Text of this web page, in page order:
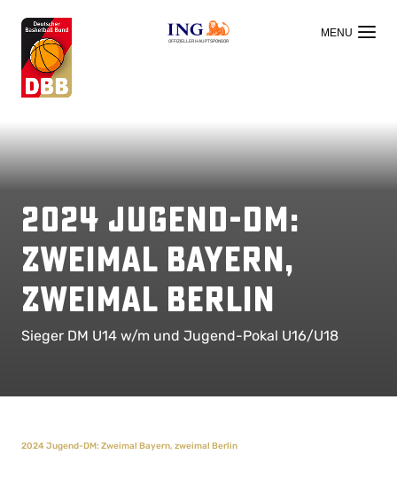
OFFIZIELLER HAUPTSPONSOR
2024 Jugend-DM:
Zweimal Bayern,
zweimal Berlin
Sieger DM U14 w/m und Jugend-Pokal U16/U18
2024 Jugend-DM: Zweimal Bayern, zweimal Berlin